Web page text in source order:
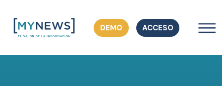
DEMO ACCESO